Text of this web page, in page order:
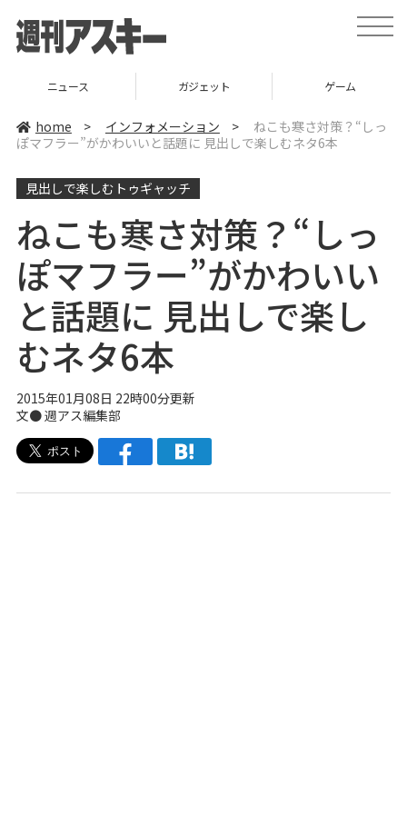
t
o
v
ニュース ガジェット ゲーム
home > インフォメーション >
ねこも寒さ対策？“しっ
ぽマフラー”がかわいいと話題に 見出しで楽しむネタ6本
見出しで楽しむトゥギャッチ
ねこも寒さ対策？“しっ
ぽマフラー”がかわいい
と話題に 見出しで楽し
むネタ6本
2015年01月08日 22時00分更新
文●週アス編集部